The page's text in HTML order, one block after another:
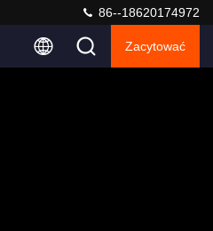
86--18620174972
Zacytować